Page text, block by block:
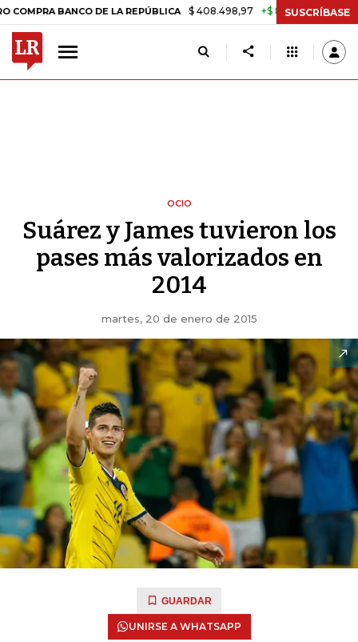
BANCO DE LA REPÚBLICA $ 408.498,97 +$ 8.753,81 +2,19%
SUSCRÍBASE
OCIO
Suárez y James tuvieron los
pases más valorizados en
2014
martes, 20 de enero de 2015
GUARDAR
UNIRSE A WHATSAPP